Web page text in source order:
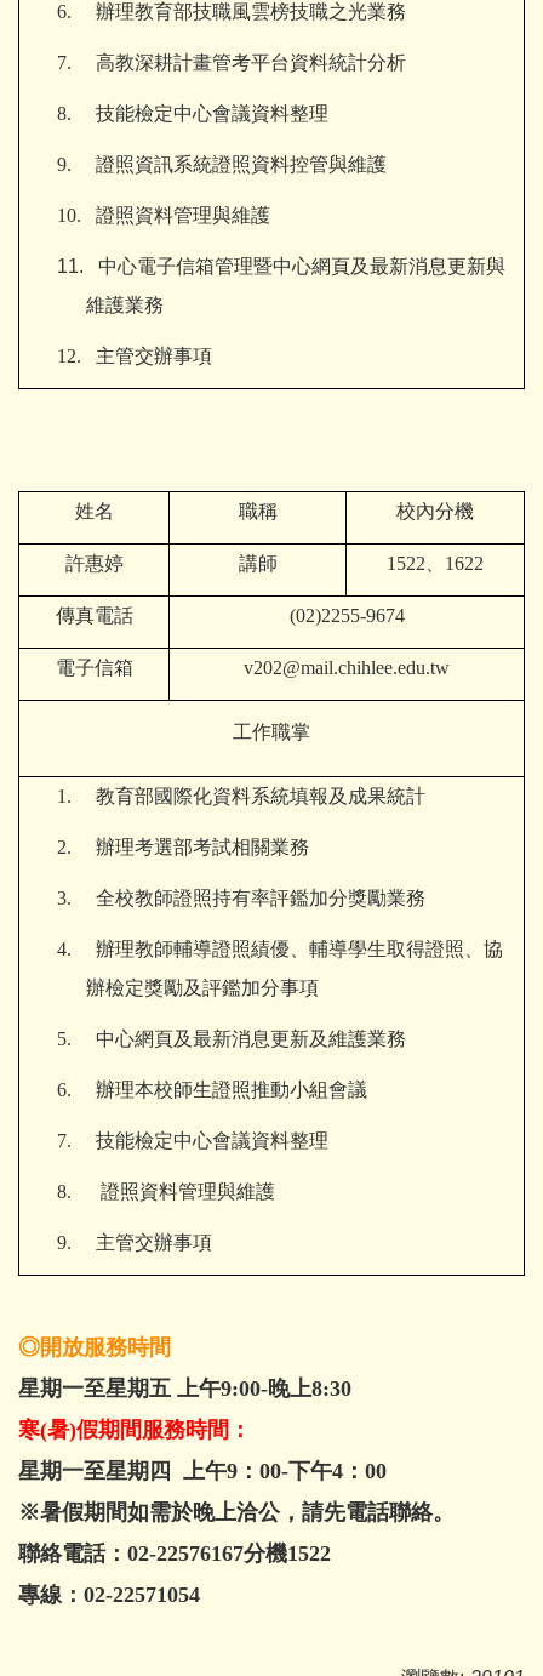
6.辦理教育部技職風雲榜技職之光業務
7. 高教深耕計畫管考平台資料統計分析
8.技能檢定中心會議資料整理
9.證照資訊系統證照資料控管與維護
10.證照資料管理與維護
11. 中心電子信箱管理暨中心網頁及最新消息更新與
維護業務
12. 主管交辦事項
姓名 職稱 校內分機
許惠婷 講師 1522 、1622
傳真電話 (02)2255-9674
電子信箱 v202@mail.chihlee.edu.tw
工作職掌
1.教育部國際化資料系統填報及成果統計
2. 辦理考選部考試相關業務
3.全校教師證照持有率評鑑加分獎勵業務
4. 辦理教師輔導證照績優、輔導學生取得證照、協
辦檢定獎勵及評鑑加分事項
5. 中心網頁及最新消息更新及維護業務
6. 辦理本校師生證照推動小組會議
7.技能檢定中心會議資料整理
8. 證照資料管理與維護
9. 主管交辦事項
◎開放服務時間
星期一至星期五 上午9:00-晚上8:30
寒(暑)假期間服務時間：
星期一至星期四 上午9：00-下午4：00
※暑假期間如需於晚上洽公，請先電話聯絡。
聯絡電話：02-22576167分機1522
專線：02-22571054